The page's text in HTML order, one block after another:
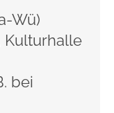
Wü)
Kulturhalle
bei